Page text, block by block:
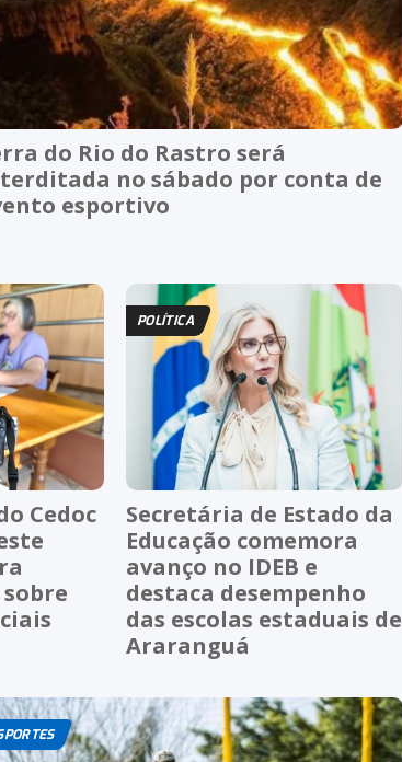
do Rio do Rastro será
no sábado por conta de
esportivo
Cedoc
POLÍTICA
Secretária de Estado da
Educação comemora
avanço no IDEB e
destaca desempenho
das escolas estaduais de
Araranguá